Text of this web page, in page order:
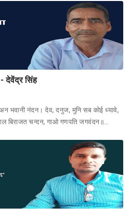
देवेंद्र सिंह
भवानी नंदन। देव, दनुज, मुनि सब कोई ध्यावे,
बिराजत चन्दन, गाओ गणपति जगवंदन॥…